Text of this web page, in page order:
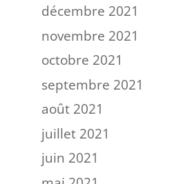
décembre 2021
novembre 2021
octobre 2021
septembre 2021
août 2021
juillet 2021
juin 2021